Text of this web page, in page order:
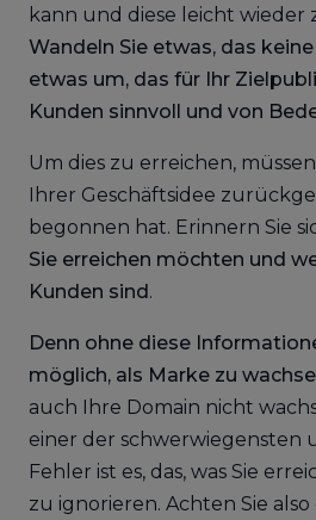
kann und diese leicht wieder
Wandeln Sie etwas, das
etwas um, das für Ihr
Kunden sinnvoll und von
Um dies zu erreichen,
Ihrer Geschäftsidee
begonnen hat. Erinnern Sie
Sie erreichen möchten und
Kunden sind.
Denn ohne diese
möglich, als Marke zu
auch Ihre Domain nicht
einer der schwerwiegensten
Fehler ist es, das, was Sie
zu ignorieren. Achten Sie also